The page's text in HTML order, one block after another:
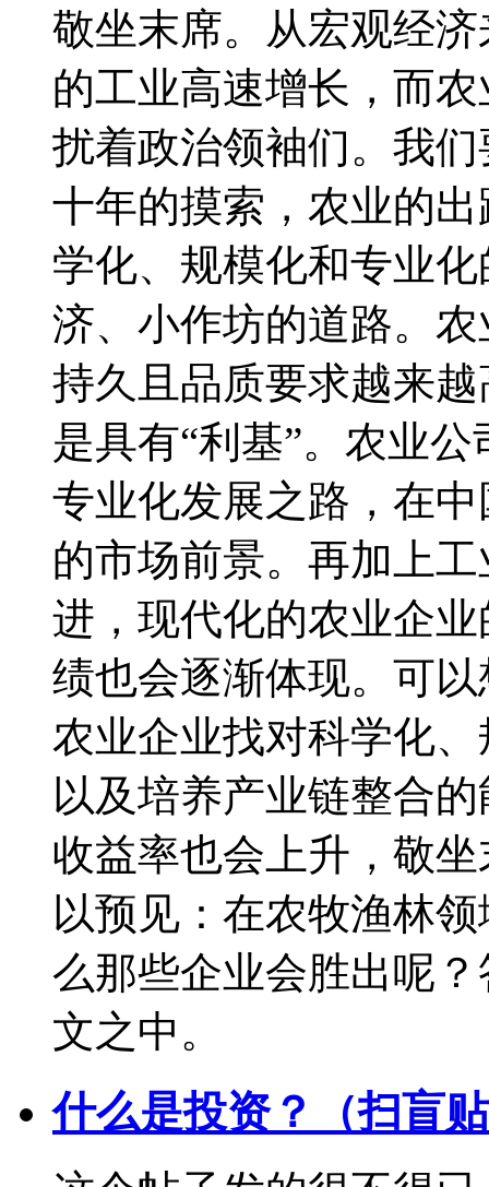
敬坐末席。从宏观经
的工业高速增长，而
扰着政治领袖们。我
十年的摸索，农业的
学化、规模化和专业
济、小作坊的道路。
持久且品质要求越来
是具有“利基”。农业
专业化发展之路，在
的市场前景。再加上
进，现代化的农业企
绩也会逐渐体现。可
农业企业找对科学化
以及培养产业链整合
收益率也会上升，敬
以预见：在农牧渔林
么那些企业会胜出呢
文之中。
什么是投资？（扫盲